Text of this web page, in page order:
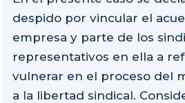
despido por vincular el
empresa y parte de los
representativos en ella a
vulnerar en el proceso del
a la libertad sindical.